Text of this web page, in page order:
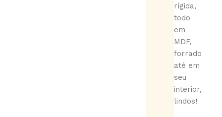
rígida,
todo
em
MDF,
forrado
até em
seu
interior,
lindos!